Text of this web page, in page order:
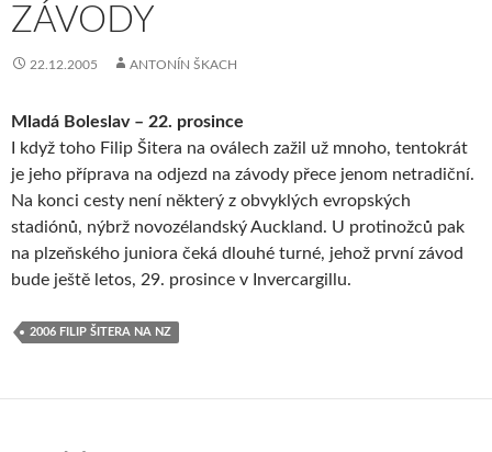
ZÁVODY
22.12.2005 ANTONÍN ŠKACH
Mladá Boleslav – 22. prosince
I když toho Filip Šitera na oválech zažil už mnoho, tentokrát
je jeho příprava na odjezd na závody přece jenom netradiční.
Na konci cesty není některý z obvyklých evropských
stadiónů, nýbrž novozélandský Auckland. U protinožců pak
na plzeňského juniora čeká dlouhé turné, jehož první závod
bude ještě letos, 29. prosince v Invercargillu.
2006 FILIP ŠITERA NA NZ